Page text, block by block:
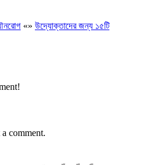
«» উদ্যোক্তাদের জন্য ১৫টি
comment.